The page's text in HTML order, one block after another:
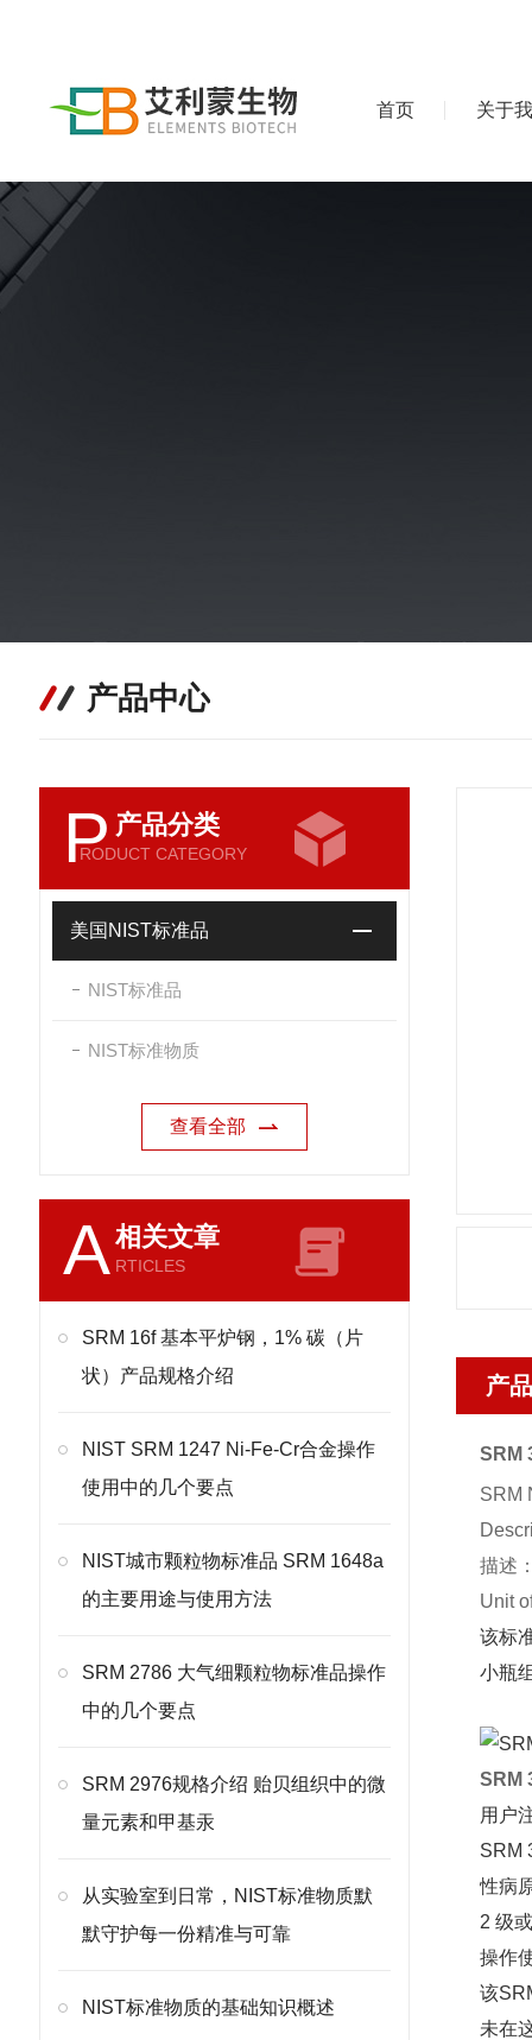
首页 关于
产品中心
P 产品分类
RODUCT CATEGORY
美国NIST标准品
NIST标准品
NIST标准物质
查看全部
A相关文章
RTICLES
SRM 16f 基本平炉钢，1% 碳（片
状）产品规格介绍
NIST SRM 1247 Ni-Fe-Cr合金操作
使用中的几个要点
NIST城市颗粒物标准品 SRM 1648a
的主要用途与使用方法
SRM 2786 大气细颗粒物标准品操作
中的几个要点
SRM 2976规格介绍 贻贝组织中的微
量元素和甲基汞
从实验室到日常，NIST标准物质默
默守护每一份精准与可靠
NIST标准物质的基础知识概述
产
SRM
SRM
描述
Unit
该标
小瓶
SRM
用户
SRM
性病
2 级
操作
该
未在